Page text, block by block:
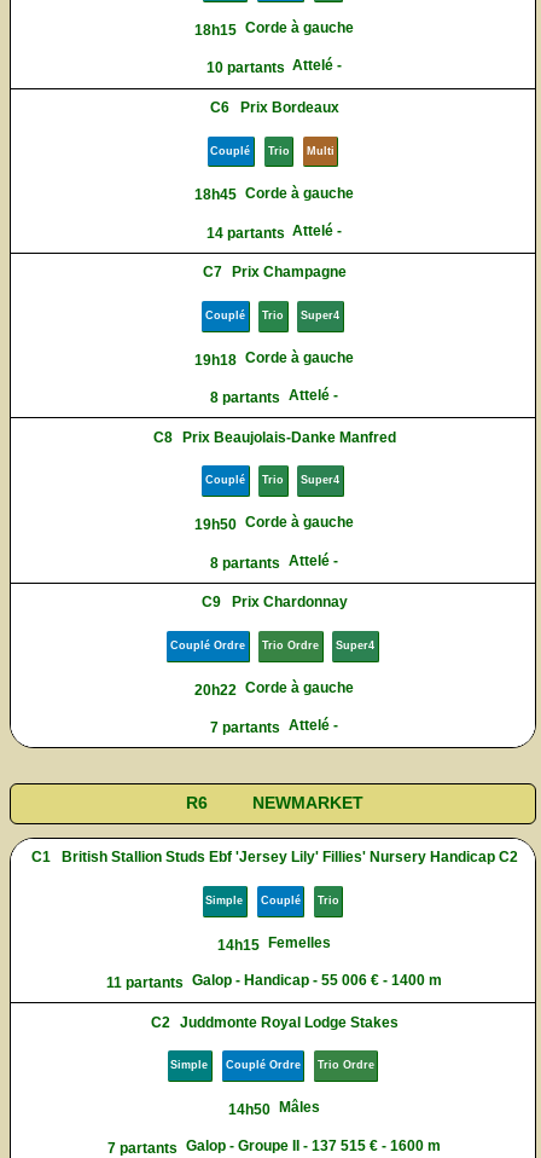
18h15 Corde à gauche
10 partants Attelé -
C6 Prix Bordeaux
Couplé Trio Multi
18h45 Corde à gauche
14 partants Attelé -
C7 Prix Champagne
Couplé Trio Super4
19h18 Corde à gauche
8 partants Attelé -
C8 Prix Beaujolais-Danke Manfred
Couplé Trio Super4
19h50 Corde à gauche
8 partants Attelé -
C9 Prix Chardonnay
Couplé Ordre Trio Ordre Super4
20h22 Corde à gauche
7 partants Attelé -
R6 NEWMARKET
C1 British Stallion Studs Ebf 'Jersey Lily' Fillies' Nursery Handicap C2
Simple Couplé Trio
14h15 Femelles
11 partants Galop - Handicap - 55 006 € - 1400 m
C2 Juddmonte Royal Lodge Stakes
Simple Couplé Ordre Trio Ordre
14h50 Mâles
7 partants Galop - Groupe II - 137 515 € - 1600 m